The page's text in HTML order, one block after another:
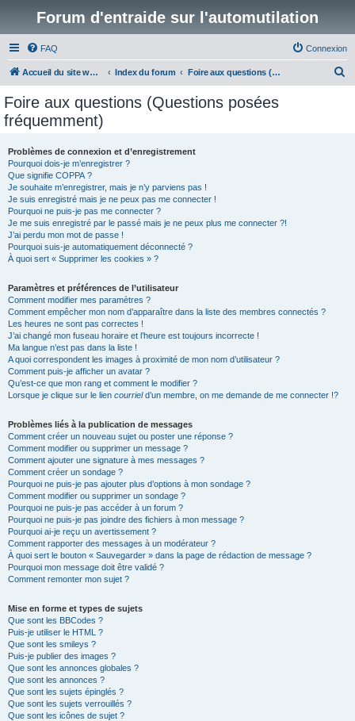
Forum d'entraide sur l'automutilation
FAQ Connexion
Accueil du site www.automutilations.info Index du forum Foire aux questions (Questions posées fréquemment)
Foire aux questions (Questions posées
fréquemment)
Problèmes de connexion et d’enregistrement
Pourquoi dois-je m’enregistrer ?
Que signifie COPPA ?
Je souhaite m’enregistrer, mais je n’y parviens pas !
Je suis enregistré mais je ne peux pas me connecter !
Pourquoi ne puis-je pas me connecter ?
Je me suis enregistré par le passé mais je ne peux plus me connecter ?!
J’ai perdu mon mot de passe !
Pourquoi suis-je automatiquement déconnecté ?
À quoi sert « Supprimer les cookies » ?
Paramètres et préférences de l’utilisateur
Comment modifier mes paramètres ?
Comment empêcher mon nom d’apparaître dans la liste des membres connectés ?
Les heures ne sont pas correctes !
J’ai changé mon fuseau horaire et l’heure est toujours incorrecte !
Ma langue n’est pas dans la liste !
A quoi correspondent les images à proximité de mon nom d’utilisateur ?
Comment puis-je afficher un avatar ?
Qu’est-ce que mon rang et comment le modifier ?
Lorsque je clique sur le lien courrield’un membre, on me demande de me connecter !?
Problèmes liés à la publication de messages
Comment créer un nouveau sujet ou poster une réponse ?
Comment modifier ou supprimer un message ?
Comment ajouter une signature à mes messages ?
Comment créer un sondage ?
Pourquoi ne puis-je pas ajouter plus d’options à mon sondage ?
Comment modifier ou supprimer un sondage ?
Pourquoi ne puis-je pas accéder à un forum ?
Pourquoi ne puis-je pas joindre des fichiers à mon message ?
Pourquoi ai-je reçu un avertissement ?
Comment rapporter des messages à un modérateur ?
À quoi sert le bouton « Sauvegarder » dans la page de rédaction de message ?
Pourquoi mon message doit être validé ?
Comment remonter mon sujet ?
Mise en forme et types de sujets
Que sont les BBCodes ?
Puis-je utiliser le HTML ?
Que sont les smileys ?
Puis-je publier des images ?
Que sont les annonces globales ?
Que sont les annonces ?
Que sont les sujets épinglés ?
Que sont les sujets verrouillés ?
Que sont les icônes de sujet ?